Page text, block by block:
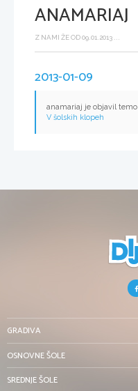
ANAMARIAJ
Z NAMI ŽE OD 09.01.2013 ...
2013-01-09
anamariaj je objavil temo
V šolskih klopeh
GRADIVA
OSNOVNE ŠOLE
SREDNJE ŠOLE